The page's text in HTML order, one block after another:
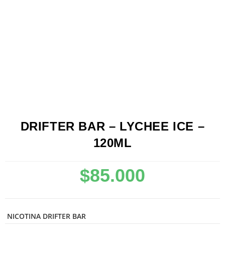
DRIFTER BAR – LYCHEE ICE –
120ML
$85.000
NICOTINA DRIFTER BAR